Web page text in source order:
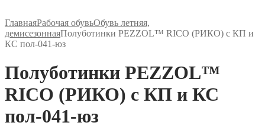
ГлавнаяРабочая обувьОбувь летняя,
демисезоннаяПолуботинки PEZZOL™ RICO (РИКО) с КП и
КС пол-041-юз
Полуботинки PEZZOL™
RICO (РИКО) с КП и КС
пол-041-юз